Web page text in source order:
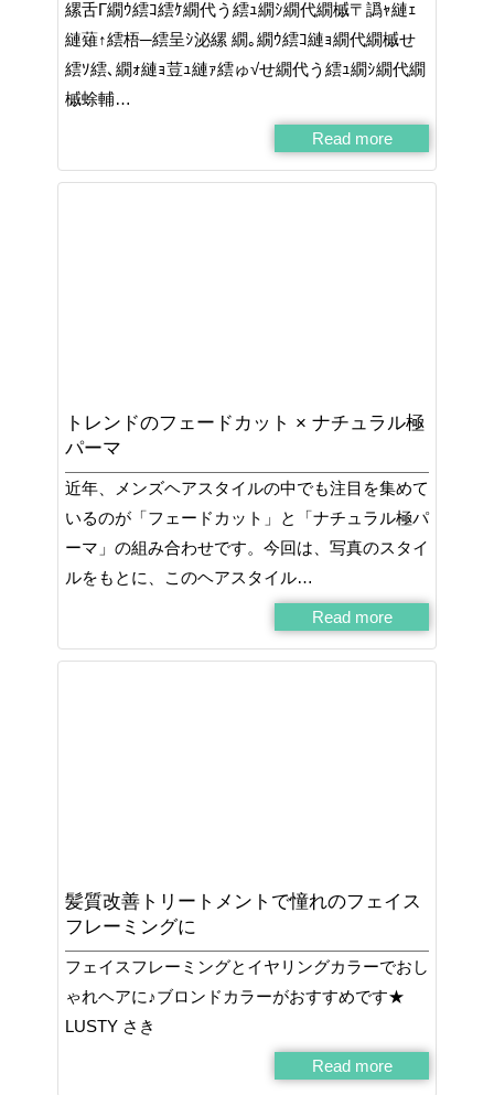
縲舌Γ繝ｳ繧ｺ繧ｹ繝代う繧ｭ繝ｼ繝代繝槭〒譌ｬ縺ｪ
縺薙↑繧梧─繧呈ｼ泌縲 繝｡繝ｳ繧ｺ縺ｮ繝代繝槭せ
繧ｿ繧､繝ｫ縺ｮ荳ｭ縺ｧ繧ゅ√せ繝代う繧ｭ繝ｼ繝代繝
槭蜍輔…
Read more
トレンドのフェードカット × ナチュラル極
パーマ
近年、メンズヘアスタイルの中でも注目を集めて
いるのが「フェードカット」と「ナチュラル極パ
ーマ」の組み合わせです。今回は、写真のスタイ
ルをもとに、このヘアスタイル…
Read more
髪質改善トリートメントで憧れのフェイス
フレーミングに
フェイスフレーミングとイヤリングカラーでおし
ゃれヘアに♪ブロンドカラーがおすすめです★
LUSTY さき
Read more